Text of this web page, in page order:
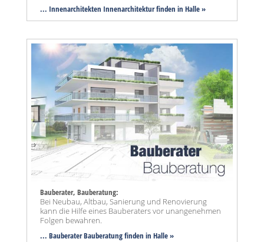
... Innenarchitekten Innenarchitektur finden in Halle »
Bauberater, Bauberatung:
Bei Neubau, Altbau, Sanierung und Renovierung
kann die Hilfe eines Bauberaters vor unangenehmen
Folgen bewahren.
... Bauberater Bauberatung finden in Halle »